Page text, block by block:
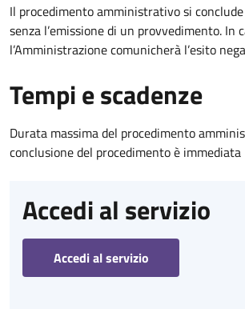
Il procedimento amministrativo si
senza l’emissione di un provvedimento. In
l’Amministrazione comunicherà l’esito
Tempi e scadenze
Durata massima del procedimento
conclusione del procedimento è immediata
Accedi al servizio
Accedi al servizio